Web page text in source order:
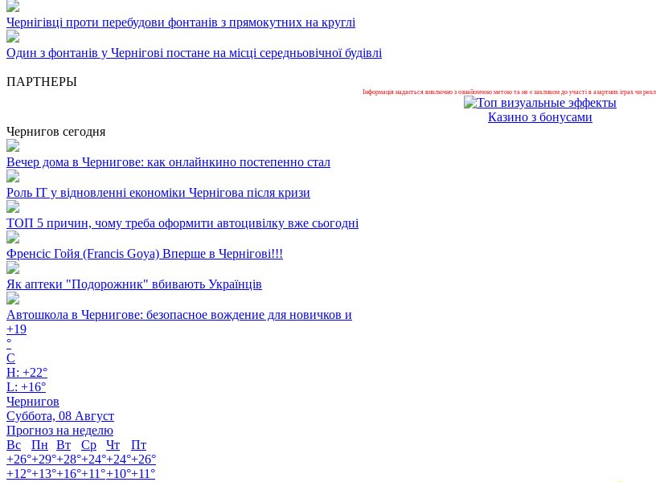
Чернігівці проти перебудови фонтанів з прямокутних на круглі
Один з фонтанів у Чернігові постане на місці середньовічної будівлі
ПАРТНЕРЫ
Інформація надається виключно з ознайомчою метою та не є закликом до участі в азартних іграх чи
Казино з бонусами
Чернигов сегодня
Вечер дома в Чернигове: как онлайнкино постепенно стал
Роль ІТ у відновленні економіки Чернігова після кризи
ТОП 5 причин, чому треба оформити автоцивілку вже сьогодні
Френсіс Гойя (Francis Goya) Вперше в Чернігові!!!
Як аптеки "Подорожник" вбивають Українців
Автошкола в Чернигове: безопасное вождение для новичков и
+19
°
C
H: +22°
L: +16°
Чернигов
Суббота, 08 Август
Прогноз на неделю
Вс
Пн Вт Ср Чт
Пт
+26°+29°+28°+24°+24°+26°
+12°+13°+16°+11°+10°+11°